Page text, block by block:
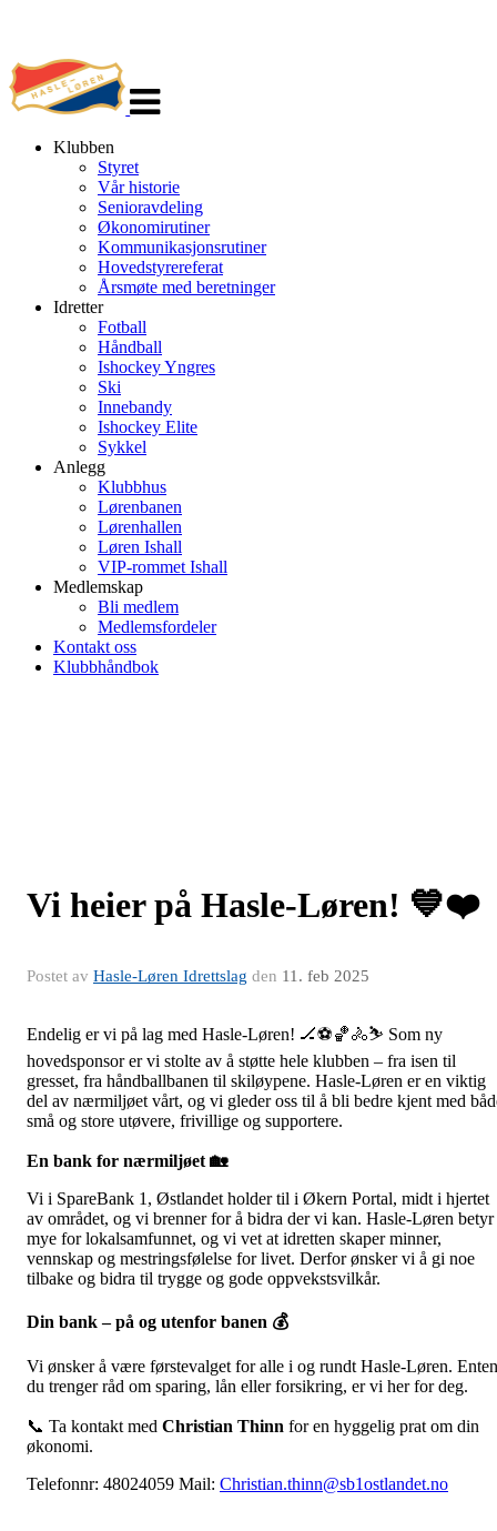
navigasjon
Klubben
Styret
Vår historie
Senioravdeling
Økonomirutiner
Kommunikasjonsrutiner
Hovedstyrereferat
Årsmøte med beretninger
Idretter
Fotball
Håndball
Ishockey Yngres
Ski
Innebandy
Ishockey Elite
Sykkel
Anlegg
Klubbhus
Lørenbanen
Lørenhallen
Løren Ishall
VIP-rommet Ishall
Medlemskap
Bli medlem
Medlemsfordeler
Kontakt oss
Klubbhåndbok
Vi heier på Hasle-Løren! 💙❤️
Postet av Hasle-Løren Idrettslag den 11. feb 2025
Endelig er vi på lag med Hasle-Løren! 🏒⚽🏀🚴⛷️ Som ny
hovedsponsor er vi stolte av å støtte hele klubben – fra isen til
gresset, fra håndballbanen til skiløypene. Hasle-Løren er en viktig
del av nærmiljøet vårt, og vi gleder oss til å bli bedre kjent med
små og store utøvere, frivillige og supportere.
En bank for nærmiljøet 🏡
Vi i SpareBank 1, Østlandet holder til i Økern Portal, midt i hjertet
av området, og vi brenner for å bidra der vi kan. Hasle-Løren betyr
mye for lokalsamfunnet, og vi vet at idretten skaper minner,
vennskap og mestringsfølelse for livet. Derfor ønsker vi å gi noe
tilbake og bidra til trygge og gode oppvekstsvilkår.
Din bank – på og utenfor banen 💰
Vi ønsker å være førstevalget for alle i og rundt Hasle-Løren. Enten
du trenger råd om sparing, lån eller forsikring, er vi her for deg.
📞 Ta kontakt med Christian Thinn for en hyggelig prat om din
økonomi.
Telefonnr: 48024059 Mail: Christian.thinn@sb1ostlandet.no